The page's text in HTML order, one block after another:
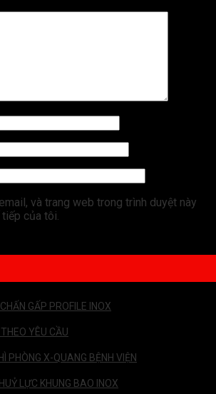
và trang web trong trình duyệt này
của tôi.
GẤP PROFILE INOX
YÊU CẦU
PHÒNG X-QUANG BỆNH VIỆN
LỰC KHUNG BAO INOX